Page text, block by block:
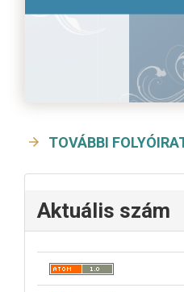
TOVÁBBI
Aktuális szám